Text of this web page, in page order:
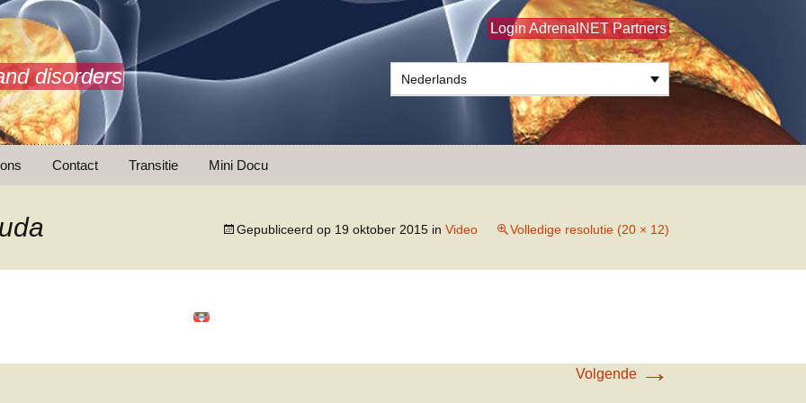
disorders
Login AdrenalNET Partners
Nederlands
Contact Transitie Mini Docu
Gepubliceerd op 19 oktober 2015 in Video Volledige resolutie (20 × 12)
Volgende →